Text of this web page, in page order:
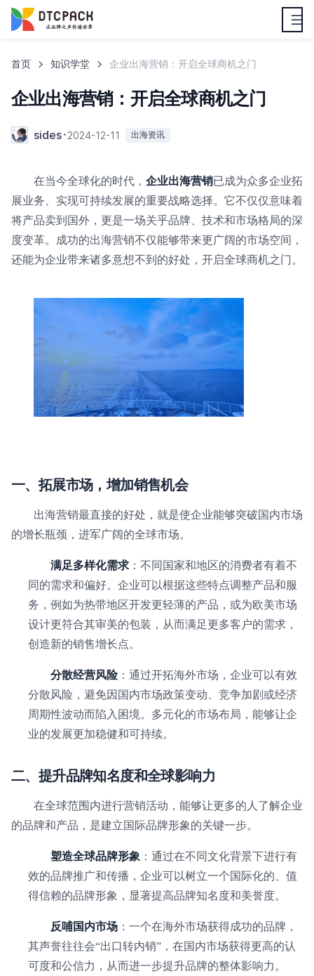
首页 知识学堂 企业出海营销：开启全球商机之门
企业出海营销：开启全球商机之门
sides 2024-12-11 出海资讯
在当今全球化的时代， 企业出海营销已成为众多企业拓
展业务、实现可持续发展的重要战略选择。它不仅仅意味着
将产品卖到国外，更是一场关乎品牌、技术和市场格局的深
度变革。成功的出海营销不仅能够带来更广阔的市场空间，
还能为企业带来诸多意想不到的好处，开启全球商机之门。
一、拓展市场，增加销售机会
出海营销最直接的好处，就是使企业能够突破国内市场
的增长瓶颈，进军广阔的全球市场。
满足多样化需求 ：不同国家和地区的消费者有着不
同的需求和偏好。企业可以根据这些特点调整产品和服
务，例如为热带地区开发更轻薄的产品，或为欧美市场
设计更符合其审美的包装，从而满足更多客户的需求，
创造新的销售增长点。
分散经营风险：通过开拓海外市场，企业可以有效
分散风险，避免因国内市场政策变动、竞争加剧或经济
周期性波动而陷入困境。多元化的市场布局，能够让企
业的发展更加稳健和可持续。
二、提升品牌知名度和全球影响力
在全球范围内进行营销活动，能够让更多的人了解企业
的品牌和产品，是建立国际品牌形象的关键一步。
塑造全球品牌形象 ：通过在不同文化背景下进行有
效的品牌推广和传播，企业可以树立一个国际化的、值
得信赖的品牌形象，显著提高品牌知名度和美誉度。
反哺国内市场 ：一个在海外市场获得成功的品牌，
其声誉往往会“出口转内销”，在国内市场获得更高的认
可度和公信力，从而进一步提升品牌的整体影响力。